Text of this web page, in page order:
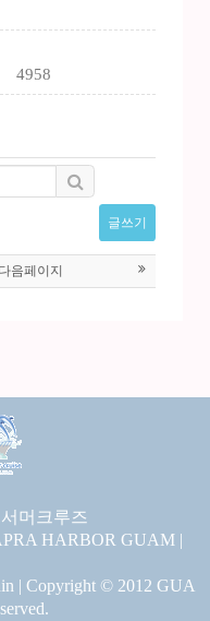
4958
글쓰기
다음페이지
머크루즈
HARBOR GUAM |
| Copyright © 2012 GUA